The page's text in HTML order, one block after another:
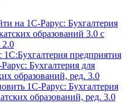
на 1С-Рарус: Бухгалтерия
образований 3.0 с
2.0
1С:Бухгалтерия предприятия
Бухгалтерия для
образований, ред. 3.0
1С-Рарус: Бухгалтерия
образований, ред. 3.0